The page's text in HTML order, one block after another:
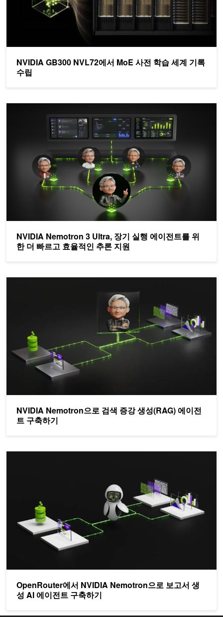
NVIDIA GB300 NVL72에서 MoE 사전 학습 세계 기록
수립
NVIDIA Nemotron 3 Ultra, 장기 실행 에이전트를 위
한 더 빠르고 효율적인 추론 지원
NVIDIA Nemotron 3 Ultra, 장기 실행 에이전트를 위한 더 빠르고
NVIDIA Nemotron으로 검색 증강 생성(RAG) 에이전
트 구축하기
OpenRouter에서 NVIDIA Nemotron으로 보고서 생
성 AI 에이전트 구축하기